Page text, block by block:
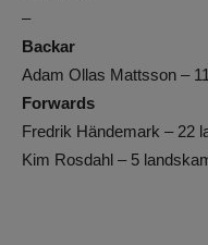
–
Backar
Adam Ollas Mattsson –
Forwards
Fredrik Händemark – 22
Kim Rosdahl – 5